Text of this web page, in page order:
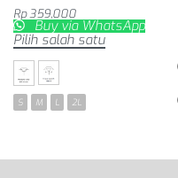
Buy via WhatsApp
Rp359,000
Pilih salah satu
S M L 2L